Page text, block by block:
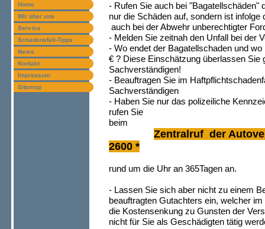
- Rufen Sie auch bei "Bagatellschäden"
nur die Schäden auf, sondern ist
auch bei der Abwehr unberechtigter
- Melden Sie zeitnah den Unfall bei der
- Wo endet der Bagatellschaden und
€ ? Diese Einschätzung überlassen Sie
Sachverständigen!
- Beauftragen Sie im
Sachverständigen
- Haben Sie nur das polizeiliche
rufen Sie
beim
Zentralruf der
2600 *
rund um die Uhr an 365Tagen an.
- Lassen Sie sich aber nicht zu einem
beauftragten Gutachters ein, welcher
die Kostensenkung zu Gunsten der
nicht für Sie als Geschädigten tätig